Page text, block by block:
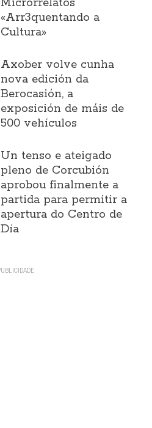
Microrrelatos
«Arr3quentando a
Cultura»
Axober volve cunha
nova edición da
Berocasión, a
exposición de máis de
500 vehículos
Un tenso e ateigado
pleno de Corcubión
aprobou finalmente a
partida para permitir a
apertura do Centro de
Día